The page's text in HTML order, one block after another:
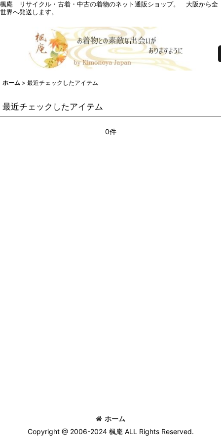
楓庵 リサイクル・古着・中古の着物のネット通販ショップ。 大阪から全
世界へ発送します。
ホーム > 最近チェックしたアイテム
最近チェックしたアイテム
0件
ホーム
Copyright @ 2006-2024 楓庵 ALL Rights Reserved.